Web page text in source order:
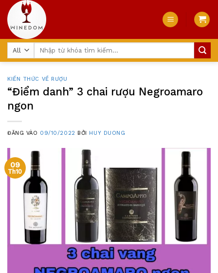
Skip
content
KIẾN THỨC VỀ RƯỢU
“Điểm danh” 3 chai rượu Negroamaro
ngon
ĐĂNG VÀO 09/10/2022 BỞI HUY DUONG
09
Th10